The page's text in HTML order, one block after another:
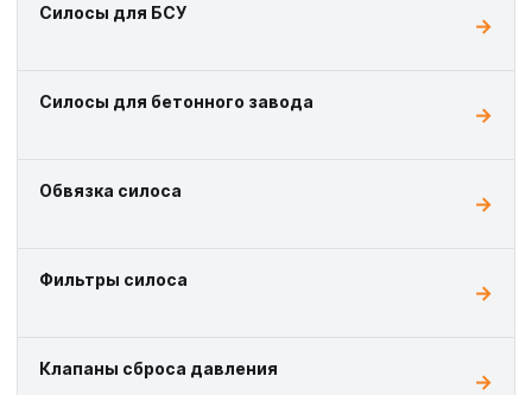
Силосы для БСУ
Силосы для бетонного завода
Обвязка силоса
Фильтры силоса
Клапаны сброса давления